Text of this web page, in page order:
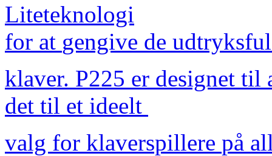
Liteteknologi
for at gengive de
klaver. P225 er designet til
det til et ideelt
valg for klaverspillere på